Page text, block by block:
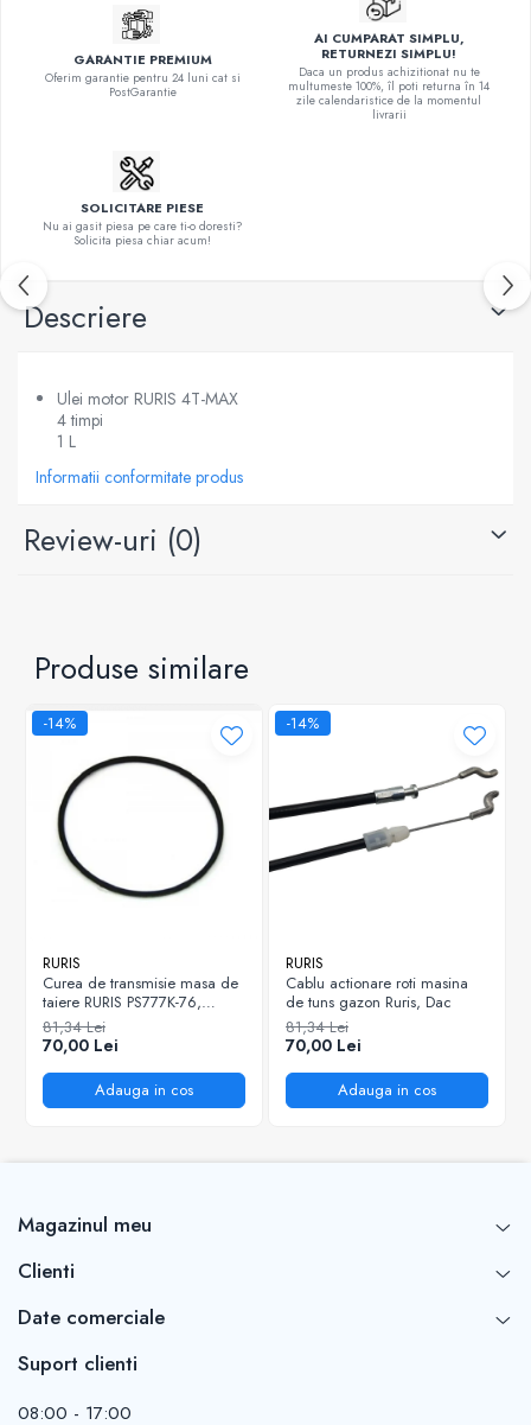
GARANTIE PREMIUM
Oferim garantie pentru 24 luni cat si
PostGarantie
AI CUMPARAT SIMPLU,
RETURNEZI SIMPLU!
Daca un produs achizitionat nu te
multumeste 100%, îl poti returna în 14
zile calendaristice de la momentul
livrarii
SOLICITARE PIESE
Nu ai gasit piesa pe care ti-o doresti?
Solicita piesa chiar acum!
Descriere
Ulei motor RURIS 4T-MAX
4 timpi
1 L
Informatii conformitate produs
Review-uri (0)
Produse similare
-14%
RURIS
Curea de transmisie masa de
taiere RURIS PS777K-76,
pentru motocositori Ruris DAC
777K
81,34 Lei
70,00 Lei
Adauga in cos
-14%
RURIS
Cablu actionare roti masina
de tuns gazon Ruris, Dac
81,34 Lei
70,00 Lei
Adauga in cos
Magazinul meu
Clienti
Date comerciale
Suport clienti
08:00 - 17:00